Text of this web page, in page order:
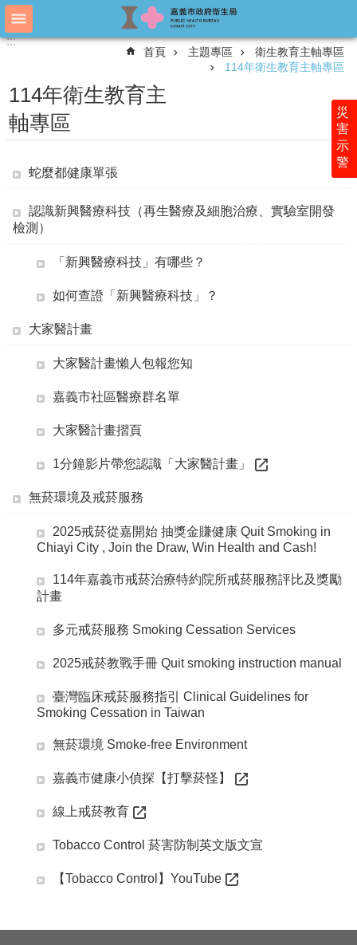
跳到主要內容區塊
進
衛
局
附
告
:::
災
害
示
警
:::
首頁 主題專區
衛生教育主軸專區
114年衛生教育主軸專區
114年衛生教育主
軸專區
蛇麼都健康單張
認識新興醫療科技（再生醫療及細胞治療、實驗室開發
檢測）
「新興醫療科技」有哪些？
如何查證「新興醫療科技」？
大家醫計畫
大家醫計畫懶人包報您知
嘉義市社區醫療群名單
大家醫計畫摺頁
1分鐘影片帶您認識「大家醫計畫」
無菸環境及戒菸服務
2025戒菸從嘉開始 抽獎金賺健康 Quit Smoking in
Chiayi City , Join the Draw, Win Health and Cash!
114年嘉義市戒菸治療特約院所戒菸服務評比及獎勵
計畫
多元戒菸服務 Smoking Cessation Services
2025戒菸教戰手冊 Quit smoking instruction manual
臺灣臨床戒菸服務指引 Clinical Guidelines for
Smoking Cessation in Taiwan
無菸環境 Smoke-free Environment
嘉義市健康小偵探【打擊菸怪】
線上戒菸教育
Tobacco Control 菸害防制英文版文宣
【Tobacco Control】YouTube